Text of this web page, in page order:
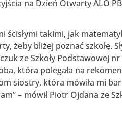
na Dzień Otwarty ALO
takimi, jak
żeby bliżej poznać szkołę.
ze Szkoły Podstawowej
która polegała na
siostry, która mówiła mi
– mówił Piotr Ojdana ze